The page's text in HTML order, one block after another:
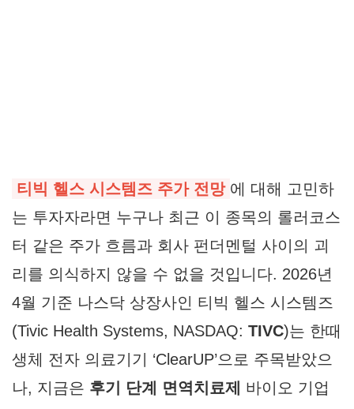
티빅 헬스 시스템즈 주가 전망 에 대해 고민하
는 투자자라면 누구나 최근 이 종목의 롤러코스
터 같은 주가 흐름과 회사 펀더멘털 사이의 괴
리를 의식하지 않을 수 없을 것입니다. 2026년
4월 기준 나스닥 상장사인 티빅 헬스 시스템즈
(Tivic Health Systems, NASDAQ: TIVC)는 한때
생체 전자 의료기기 ‘ClearUP’으로 주목받았으
나, 지금은 후기 단계 면역치료제
바이오 기업